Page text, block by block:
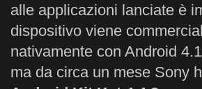
alle applicazioni lanciate è
dispositivo viene
nativamente con Android
ma da circa un mese Sony